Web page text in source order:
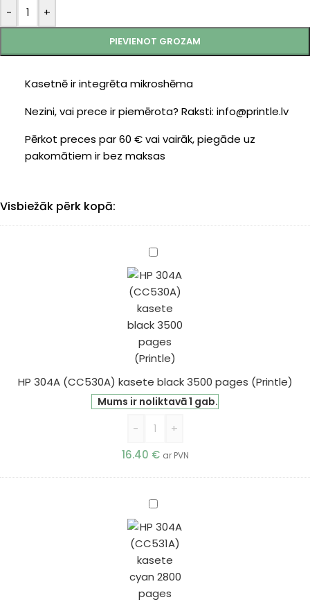
- +
PIEVIENOT GROZAM
Kasetnē ir integrēta mikroshēma
Nezini, vai prece ir piemērota? Raksti: info@printle.lv
Pērkot preces par 60 € vai vairāk, piegāde uz
pakomātiem ir bez maksas
Visbiežāk pērk kopā:
HP
304A
(CC530A)
kasete
black
pages
(Printle)
HP 304A (CC530A) kasete black 3500 pages (Printle)
Mums ir noliktavā 1 gab.
-
+
16.40 € ar PVN
HP
304A
(CC531A)
kasete
cyan